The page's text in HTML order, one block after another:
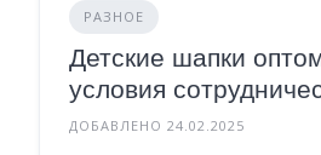
РАЗНОЕ
Детские шапки
условия
ДОБАВЛЕНО 24.02.2025